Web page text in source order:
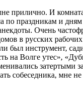
прилично. И
по праздникам и
Очень
в русских
инструмент,
на Волге утес»,
собеседника, мне